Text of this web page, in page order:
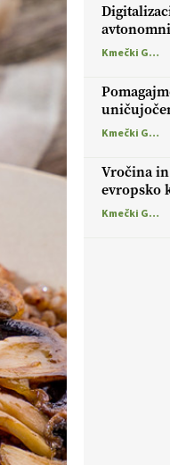
Kmečki Glas
Kmečki Glas
Vročina
evropsko
Kmečki Glas